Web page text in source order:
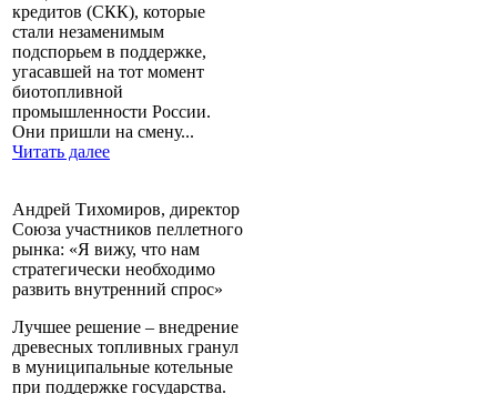
кредитов (СКК), которые
стали незаменимым
подспорьем в поддержке,
угасавшей на тот момент
биотопливной
промышленности России.
Они пришли на смену...
Читать далее
Андрей Тихомиров, директор
Союза участников пеллетного
рынка: «Я вижу, что нам
стратегически необходимо
развить внутренний спрос»
Лучшее решение – внедрение
древесных топливных гранул
в муниципальные котельные
при поддержке государства.